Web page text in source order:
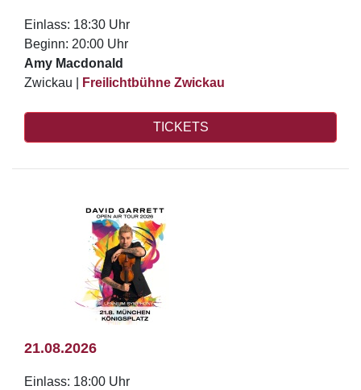
Einlass: 18:30 Uhr
Beginn: 20:00 Uhr
Amy Macdonald
Zwickau |
Freilichtbühne Zwickau
TICKETS
21.08.2026
Einlass: 18:00 Uhr